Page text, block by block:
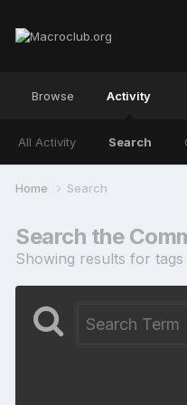
Browse Activity
All Activity Search
Home Search
Search the
Showing results for tags